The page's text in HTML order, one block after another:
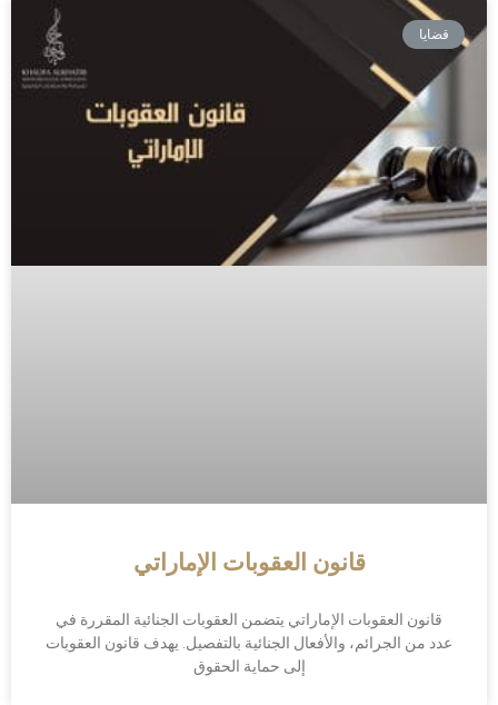
قضايا
قانون العقوبات الإماراتي
قانون العقوبات الإماراتي يتضمن العقوبات الجنائية المقررة في
عدد من الجرائم، والأفعال الجنائية بالتفصيل. يهدف قانون العقوبات
إلى حماية الحقوق